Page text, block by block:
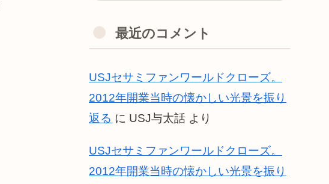
最近のコメント
USJセサミファンワールドクローズ。
2012年開業当時の懐かしい光景を振り
返る に USJ与太話 より
USJセサミファンワールドクローズ。
2012年開業当時の懐かしい光景を振り